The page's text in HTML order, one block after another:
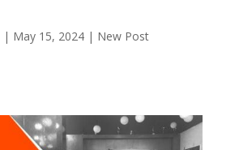
| May 15, 2024| New Post